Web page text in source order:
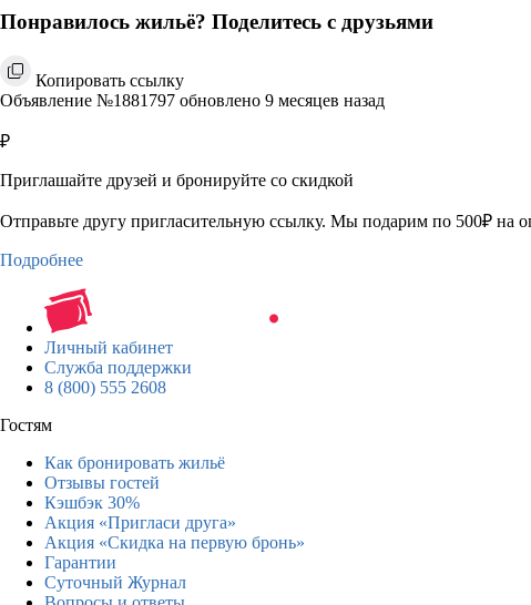
Понравилось жильё? Поделитесь с друзьями
Копировать ссылку
Объявление №1881797 обновлено 9 месяцев назад
₽
Приглашайте друзей и бронируйте со скидкой
Отправьте другу пригласительную ссылку. Мы подарим по 500₽ на
Подробнее
Личный кабинет
Служба поддержки
8 (800) 555 2608
Гостям
Как бронировать жильё
Отзывы гостей
Кэшбэк 30%
Акция «Пригласи друга»
Акция «Скидка на первую бронь»
Гарантии
Суточный Журнал